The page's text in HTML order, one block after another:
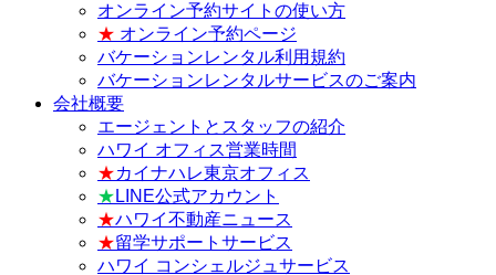
オンライン予約サイトの使い方
★ オンライン予約ページ
バケーションレンタル利用規約
バケーションレンタルサービスのご案内
会社概要
エージェントとスタッフの紹介
ハワイ オフィス営業時間
★カイナハレ東京オフィス
★ LINE公式アカウント
★ハワイ不動産ニュース
★留学サポートサービス
ハワイ コンシェルジュサービス